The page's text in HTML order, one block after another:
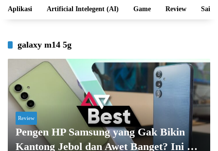
Aplikasi Artificial Intelegent (AI) Game Review Sains
galaxy m14 5g
Review
Pengen HP Samsung yang Gak Bikin
Kantong Jebol dan Awet Banget? Ini 5